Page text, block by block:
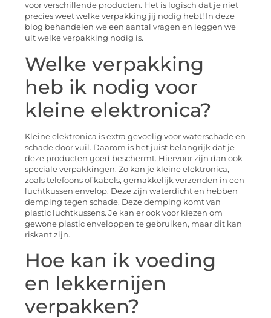
voor verschillende producten. Het is logisch dat je niet
precies weet welke verpakking jij nodig hebt! In deze
blog behandelen we een aantal vragen en leggen we
uit welke verpakking nodig is.
Welke verpakking
heb ik nodig voor
kleine elektronica?
Kleine elektronica is extra gevoelig voor waterschade en
schade door vuil. Daarom is het juist belangrijk dat je
deze producten goed beschermt. Hiervoor zijn dan ook
speciale verpakkingen. Zo kan je kleine elektronica,
zoals telefoons of kabels, gemakkelijk verzenden in een
luchtkussen envelop. Deze zijn waterdicht en hebben
demping tegen schade. Deze demping komt van
plastic luchtkussens. Je kan er ook voor kiezen om
gewone plastic enveloppen te gebruiken, maar dit kan
riskant zijn.
Hoe kan ik voeding
en lekkernijen
verpakken?